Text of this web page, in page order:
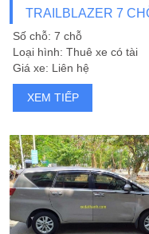
TRAILBLAZER 7
ĐÀ NẴNG
Số chỗ: 7 chỗ
Loại hình: Thuê xe có tài
Giá xe: Liên hệ
XEM TIẾP